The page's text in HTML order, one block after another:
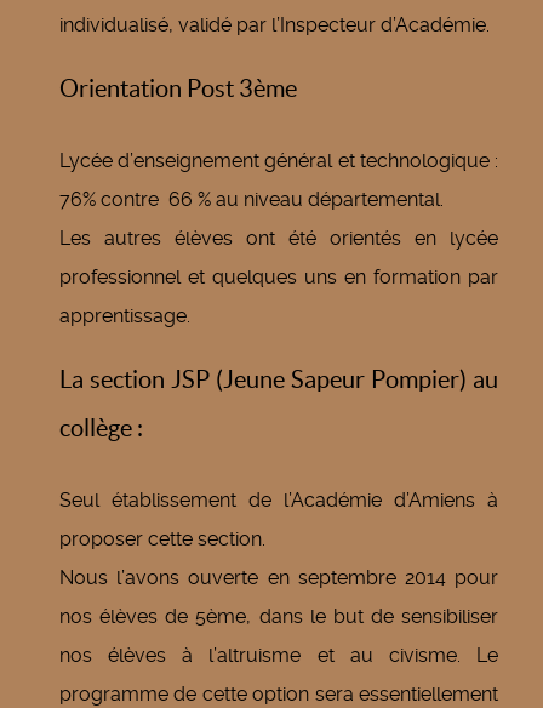
individualisé, validé par l’Inspecteur d’Académie.
Orientation Post 3ème
Lycée d’enseignement général et technologique :
76% contre 66 % au niveau départemental.
Les autres élèves ont été orientés en lycée
professionnel et quelques uns en formation par
apprentissage.
La section JSP (Jeune Sapeur Pompier) au
collège :
Seul établissement de l’Académie d’Amiens à
proposer cette section.
Nous l’avons ouverte en septembre 2014 pour
nos élèves de 5ème, dans le but de sensibiliser
nos élèves à l’altruisme et au civisme. Le
programme de cette option sera essentiellement